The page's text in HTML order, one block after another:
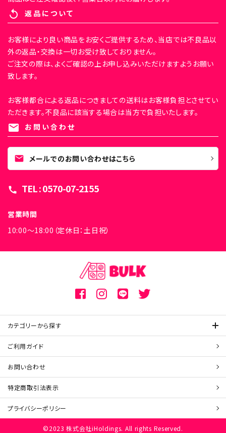
replay 返品について
お客様により良い商品をお安くご提供するため、当店では不良品以
外の返品・交換は一切お受け致しておりません。
ご注文の際は、よくご確認の上お申し込みいただけますようお願い
致します。
お客様都合による返品につきましての送料はお客様負担とさせてい
ただきます。不良品に該当する場合は当方で負担いたします。
mail お問い合わせ
mail メールでのお問い合わせはこちら
call TEL : 0570-07-2155
営業時間
10:00～18:00（定休日：土日祝）
カテゴリーから探す
ご利用ガイド
お問い合わせ
特定商取引法表示
プライバシーポリシー
©2023 株式会社iHoldings. All rights Reserved.